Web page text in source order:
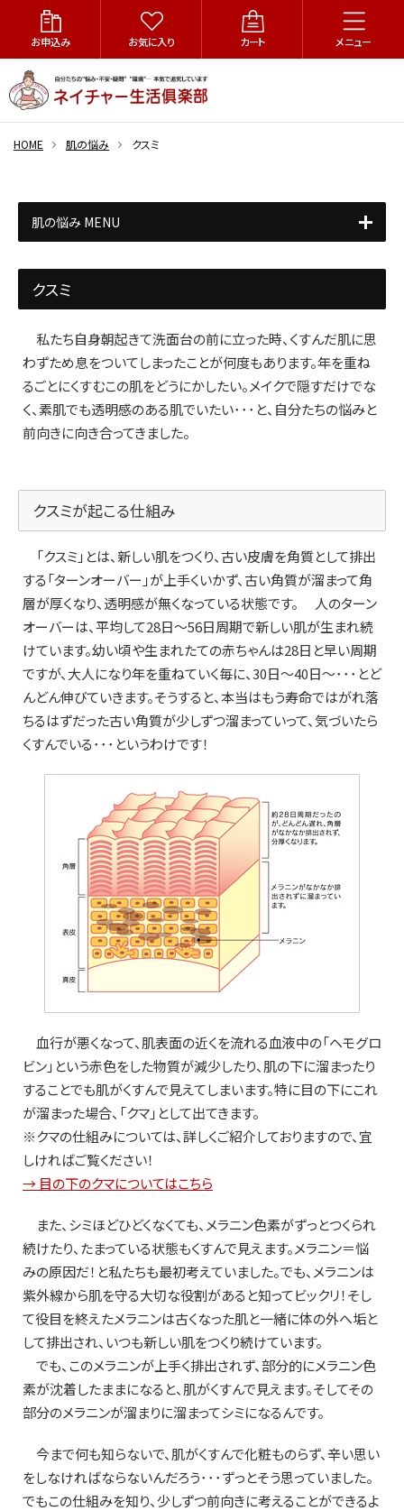
お申込み お気に入り カート メニュー
HOME 肌の悩み クスミ
肌の悩み MENU
クスミ
私たち自身朝起きて洗面台の前に立った時、くすんだ肌に思
わずため息をついてしまったことが何度もあります。年を重ね
るごとにくすむこの肌をどうにかしたい。メイクで隠すだけでな
く、素肌でも透明感のある肌でいたい･･･と、自分たちの悩みと
前向きに向き合ってきました。
クスミが起こる仕組み
「クスミ」とは、新しい肌をつくり、古い皮膚を角質として排出
する「ターンオーバー」が上手くいかず、古い角質が溜まって角
層が厚くなり、透明感が無くなっている状態です。 人のターン
オーバーは、平均して28日～56日周期で新しい肌が生まれ続
けています。幼い頃や生まれたての赤ちゃんは28日と早い周期
ですが、大人になり年を重ねていく毎に、30日～40日～･･･とど
んどん伸びていきます。そうすると、本当はもう寿命ではがれ落
ちるはずだった古い角質が少しずつ溜まっていって、気づいたら
くすんでいる･･･というわけです！
血行が悪くなって、肌表面の近くを流れる血液中の「ヘモグロ
ビン」という赤色をした物質が減少したり、肌の下に溜まったり
することでも肌がくすんで見えてしまいます。特に目の下にこれ
が溜まった場合、「クマ」として出てきます。
※クマの仕組みについては、詳しくご紹介しておりますので、宜
しければご覧ください！
→ 目の下のクマについてはこちら
また、シミほどひどくなくても、メラニン色素がずっとつくられ
続けたり、たまっている状態もくすんで見えます。メラニン＝悩
みの原因だ！と私たちも最初考えていました。でも、メラニンは
紫外線から肌を守る大切な役割があると知ってビックリ！そし
て役目を終えたメラニンは古くなった肌と一緒に体の外へ垢と
して排出され、いつも新しい肌をつくり続けています。
でも、このメラニンが上手く排出されず、部分的にメラニン色
素が沈着したままになると、肌がくすんで見えます。そしてその
部分のメラニンが溜まりに溜まってシミになるんです。
今まで何も知らないで、肌がくすんで化粧ものらず、辛い思い
をしなければならないんだろう･･･ずっとそう思っていました。
でもこの仕組みを知り、少しずつ前向きに考えることができるよ